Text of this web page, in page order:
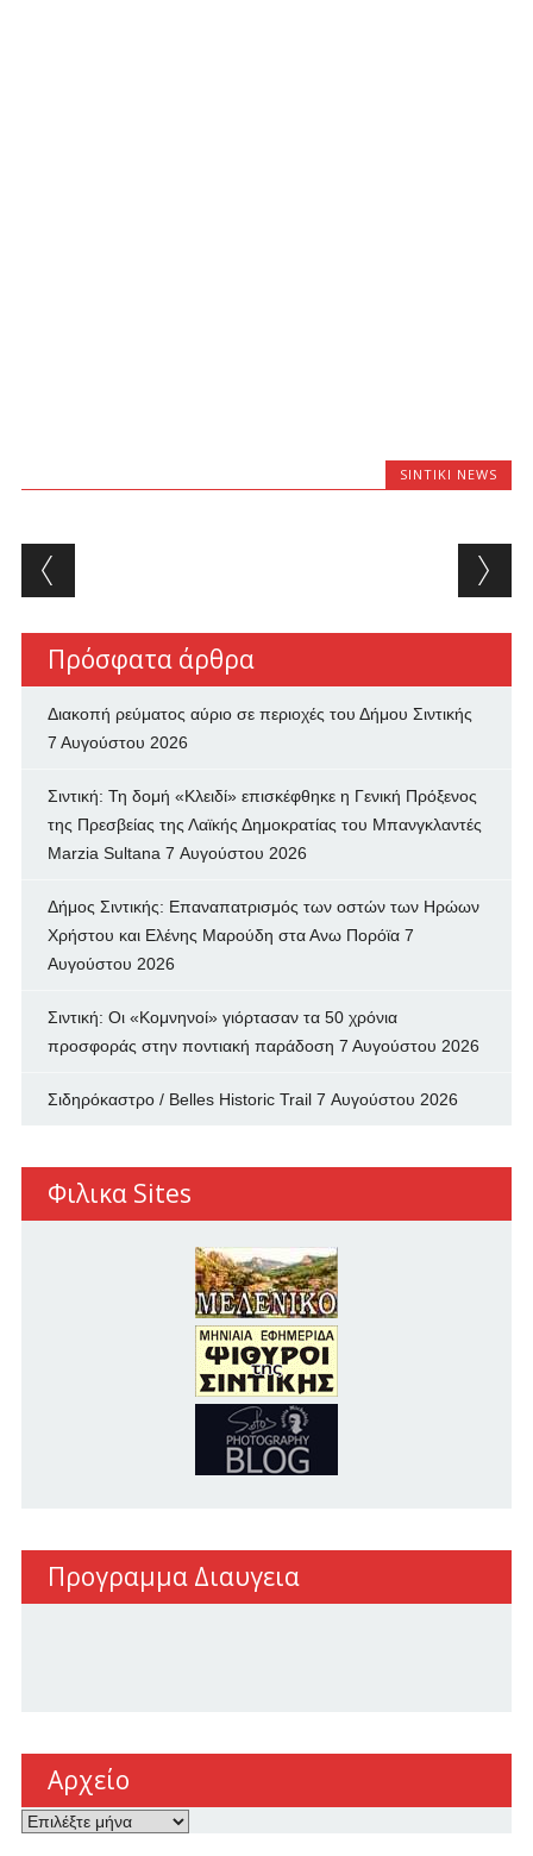
SINTIKI NEWS
Post navigation
Πρόσφατα άρθρα
Διακοπή ρεύματος αύριο σε περιοχές του Δήμου Σιντικής
7 Αυγούστου 2026
Σιντική: Τη δομή «Κλειδί» επισκέφθηκε η Γενική Πρόξενος
της Πρεσβείας της Λαϊκής Δημοκρατίας του Μπανγκλαντές
Marzia Sultana 7 Αυγούστου 2026
Δήμος Σιντικής: Επαναπατρισμός των oστών των Ηρώων
Χρήστου και Ελένης Μαρούδη στα Ανω Πορόϊα 7
Αυγούστου 2026
Σιντική: Οι «Κομνηνοί» γιόρτασαν τα 50 χρόνια
προσφοράς στην ποντιακή παράδοση 7 Αυγούστου 2026
Σιδηρόκαστρο / Belles Historic Trail 7 Αυγούστου 2026
Φιλικα Sites
Προγραμμα Διαυγεια
Αρχείο
Αρχείο